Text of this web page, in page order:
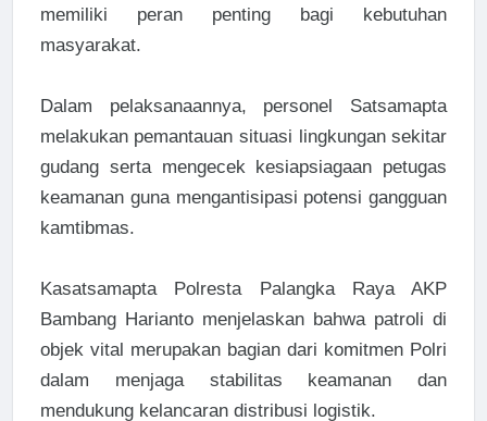
memiliki peran penting bagi kebutuhan
masyarakat.
Dalam pelaksanaannya, personel Satsamapta
melakukan pemantauan situasi lingkungan sekitar
gudang serta mengecek kesiapsiagaan petugas
keamanan guna mengantisipasi potensi gangguan
kamtibmas.
Kasatsamapta Polresta Palangka Raya AKP
Bambang Harianto menjelaskan bahwa patroli di
objek vital merupakan bagian dari komitmen Polri
dalam menjaga stabilitas keamanan dan
mendukung kelancaran distribusi logistik.